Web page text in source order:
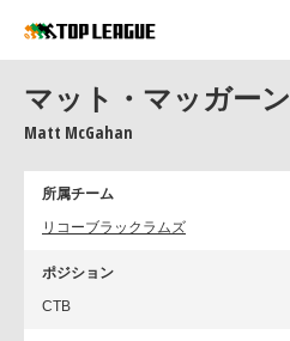
コラム
マット・マッガーン
Matt McGahan
所属チーム
リコーブラックラムズ
ポジション
CTB